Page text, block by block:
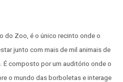
do Zoo, é o único recinto onde o
junto com mais de mil animais de
É composto por um auditório onde o
o mundo das borboletas e interage